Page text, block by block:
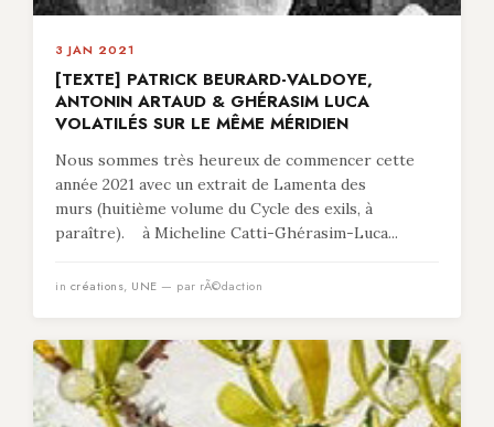
3 JAN 2021
[TEXTE] PATRICK BEURARD-VALDOYE,
ANTONIN ARTAUD & GHÉRASIM LUCA
VOLATILÉS SUR LE MÊME MÉRIDIEN
Nous sommes très heureux de commencer cette
année 2021 avec un extrait de Lamenta des
murs (huitième volume du Cycle des exils, à
paraître). à Micheline Catti-Ghérasim-Luca...
in créations, UNE — par rÃ©daction